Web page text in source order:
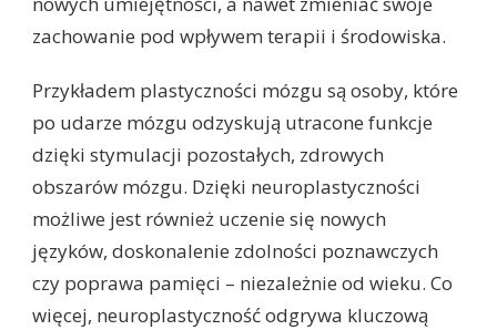
zachowanie pod wpływem terapii i środowiska.
Przykładem plastyczności mózgu są osoby, które
po udarze mózgu odzyskują utracone funkcje
dzięki stymulacji pozostałych, zdrowych
obszarów mózgu. Dzięki neuroplastyczności
możliwe jest również uczenie się nowych
języków, doskonalenie zdolności poznawczych
czy poprawa pamięci – niezależnie od wieku. Co
więcej, neuroplastyczność odgrywa kluczową